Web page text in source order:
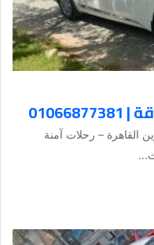
القاهرة – رحلات آمنة